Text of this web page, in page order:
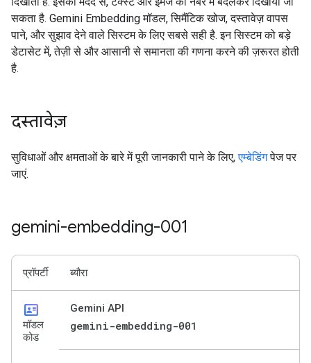
सकता है. Gemini Embedding मॉडल, सिमैंटिक खोज, दस्तावेज़ वापस
पाने, और सुझाव देने वाले सिस्टम के लिए सबसे सही है. इन सिस्टम को बड़े
डेटासेट में, तेज़ी से और आसानी से समानता की गणना करने की ज़रूरत होती
है.
दस्तावेज़
सुविधाओं और क्षमताओं के बारे में पूरी जानकारी पाने के लिए,एम्बेडिंगपेज पर
जाएं.
gemini-embedding-001
प्रॉपर्टी ब्यौरा
id_card
मॉडल
कोड
Gemini API
gemini-embedding-001